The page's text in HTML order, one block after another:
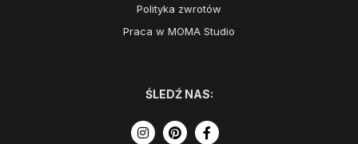
Polityka zwrotów
Praca w MOMA Studio
ŚLEDŹ NAS: